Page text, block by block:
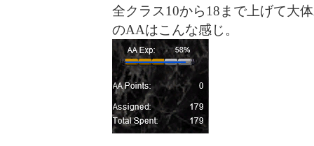
全クラス10から18まで上げて大
のAAはこんな感じ。